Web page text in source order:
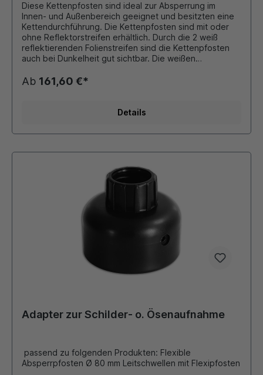
Diese Kettenpfosten sind ideal zur Absperrung im
Innen- und Außenbereich geeignet und besitzten eine
Kettendurchführung. Die Kettenpfosten sind mit oder
ohne Reflektorstreifen erhältlich. Durch die 2 weiß
reflektierenden Folienstreifen sind die Kettenpfosten
auch bei Dunkelheit gut sichtbar. Die weißen
Ø 63 mm mit Standfuß 370 mm aus PP-Material
(Polypropylen) Höhe: 1000 mm Farbe: rot mit
4,2 kg 5 x 3 Meter Kunststoffkette (6x8 mm Ovalprofil)
Kettenpfosten aus Kunststoff mit eingeschraubter Öse
Bajonettverschluß schnelle Verbindung von Pfosten und
Hinweistafeln siehe Zubehör
Ab 161,60 €*
Details
Adapter zur Schilder- o. Ösenaufnahme
passend zu folgenden Produkten: Flexible
Absperrpfosten Ø 80 mm Leitschwellen mit Flexipfosten